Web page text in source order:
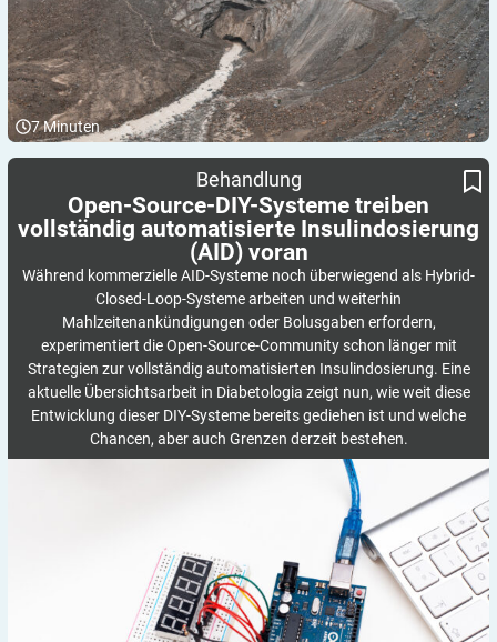
7Minuten
Open-Source-DIY-Systeme treiben vollständig automatisierte
Insulindosierung (AID) voran
Behandlung
Open-Source-DIY-Systeme treiben
vollständig automatisierte Insulindosierung
(AID) voran
Während kommerzielle AID-Systeme noch überwiegend als Hybrid-
Closed-Loop-Systeme arbeiten und weiterhin
Mahlzeitenankündigungen oder Bolusgaben erfordern,
experimentiert die Open-Source-Community schon länger mit
Strategien zur vollständig automatisierten Insulindosierung. Eine
aktuelle Übersichtsarbeit in Diabetologia zeigt nun, wie weit diese
Entwicklung dieser DIY-Systeme bereits gediehen ist und welche
Chancen, aber auch Grenzen derzeit bestehen.